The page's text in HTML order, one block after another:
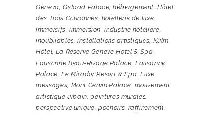
Geneva,Gstaad Palace, hébergement,Hôtel
des Trois Couronnes, hôtellerie de luxe,
immersifs,immersion,industrie hôtelière,
inoubliables,installations artistiques, Kulm
Hotel, La Réserve Genève Hotel & Spa,
Lausanne Beau-Rivage Palace, Lausanne
Palace,Le Mirador Resort & Spa,Luxe,
messages, Mont Cervin Palace, mouvement
artistique urbain,peintures murales,
perspective unique,pochoirs, raffinement,